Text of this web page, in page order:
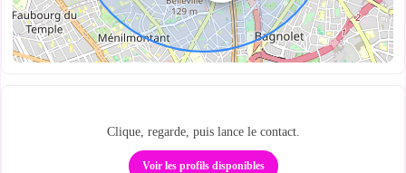
Clique, regarde, puis lance le contact.
Voir les profils disponibles